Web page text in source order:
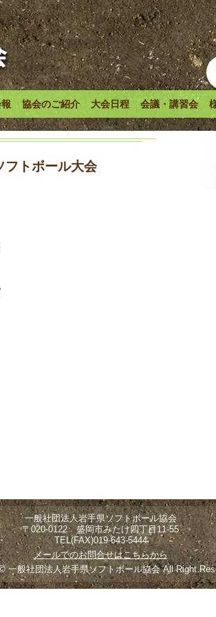
協会のご紹介 大会日程 会議・講習会
フトボール大会
一般社団法人岩手県ソフトボール協会
〒020-0122 盛岡市みたけ四丁目11-55
TEL(FAX)019-643-5444
メールでのお問合せはこちらから
一般社団法人岩手県ソフトボール協会 All Right